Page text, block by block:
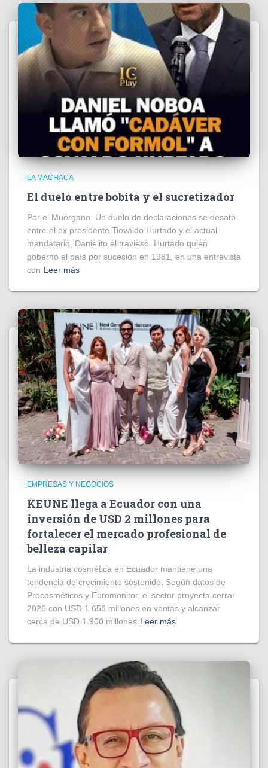
LA MACHACA
El duelo entre bobita y el sucretizador
Por el Muérgano. Un duelo de declaraciones se desató
entre el ex presidente Tiovaldo Hurtado y el actual
mandatario, Danielito el travieso. Hurtado quien
gobernó el país por sucesión en 1981, en una entrevista
con Leer más
EMPRESAS Y NEGOCIOS
KEUNE llega a Ecuador con una
inversión de USD 2 millones para
fortalecer el mercado profesional de
belleza capilar
La industria cosmética en Ecuador mantiene una
tendencia de crecimiento sostenido. Según datos de
Procosméticos y Euromonitor, el sector proyecta cerrar
2026 con USD 1.656 millones en ventas y alcanzar
cerca de USD 1.900 millones Leer más